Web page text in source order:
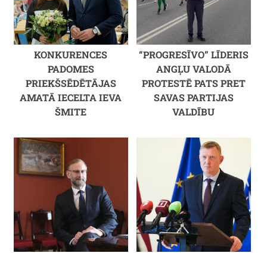
KONKURENCES
PADOMES
PRIEKŠSĒDĒTĀJAS
AMATĀ IECELTA IEVA
ŠMITE
“PROGRESĪVO” LĪDERIS
ANGĻU VALODĀ
PROTESTĒ PATS PRET
SAVAS PARTIJAS
VALDĪBU